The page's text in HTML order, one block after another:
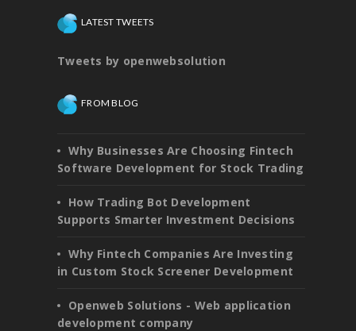
LATEST TWEETS
Tweets by openwebsolution
FROM BLOG
Why Businesses Are Choosing Fintech
Software Development for Stock Trading
How Trading Bot Development
Supports Smarter Investment Decisions
Why Fintech Companies Are Investing
in Custom Stock Screener Development
Openweb Solutions - Web application
development company